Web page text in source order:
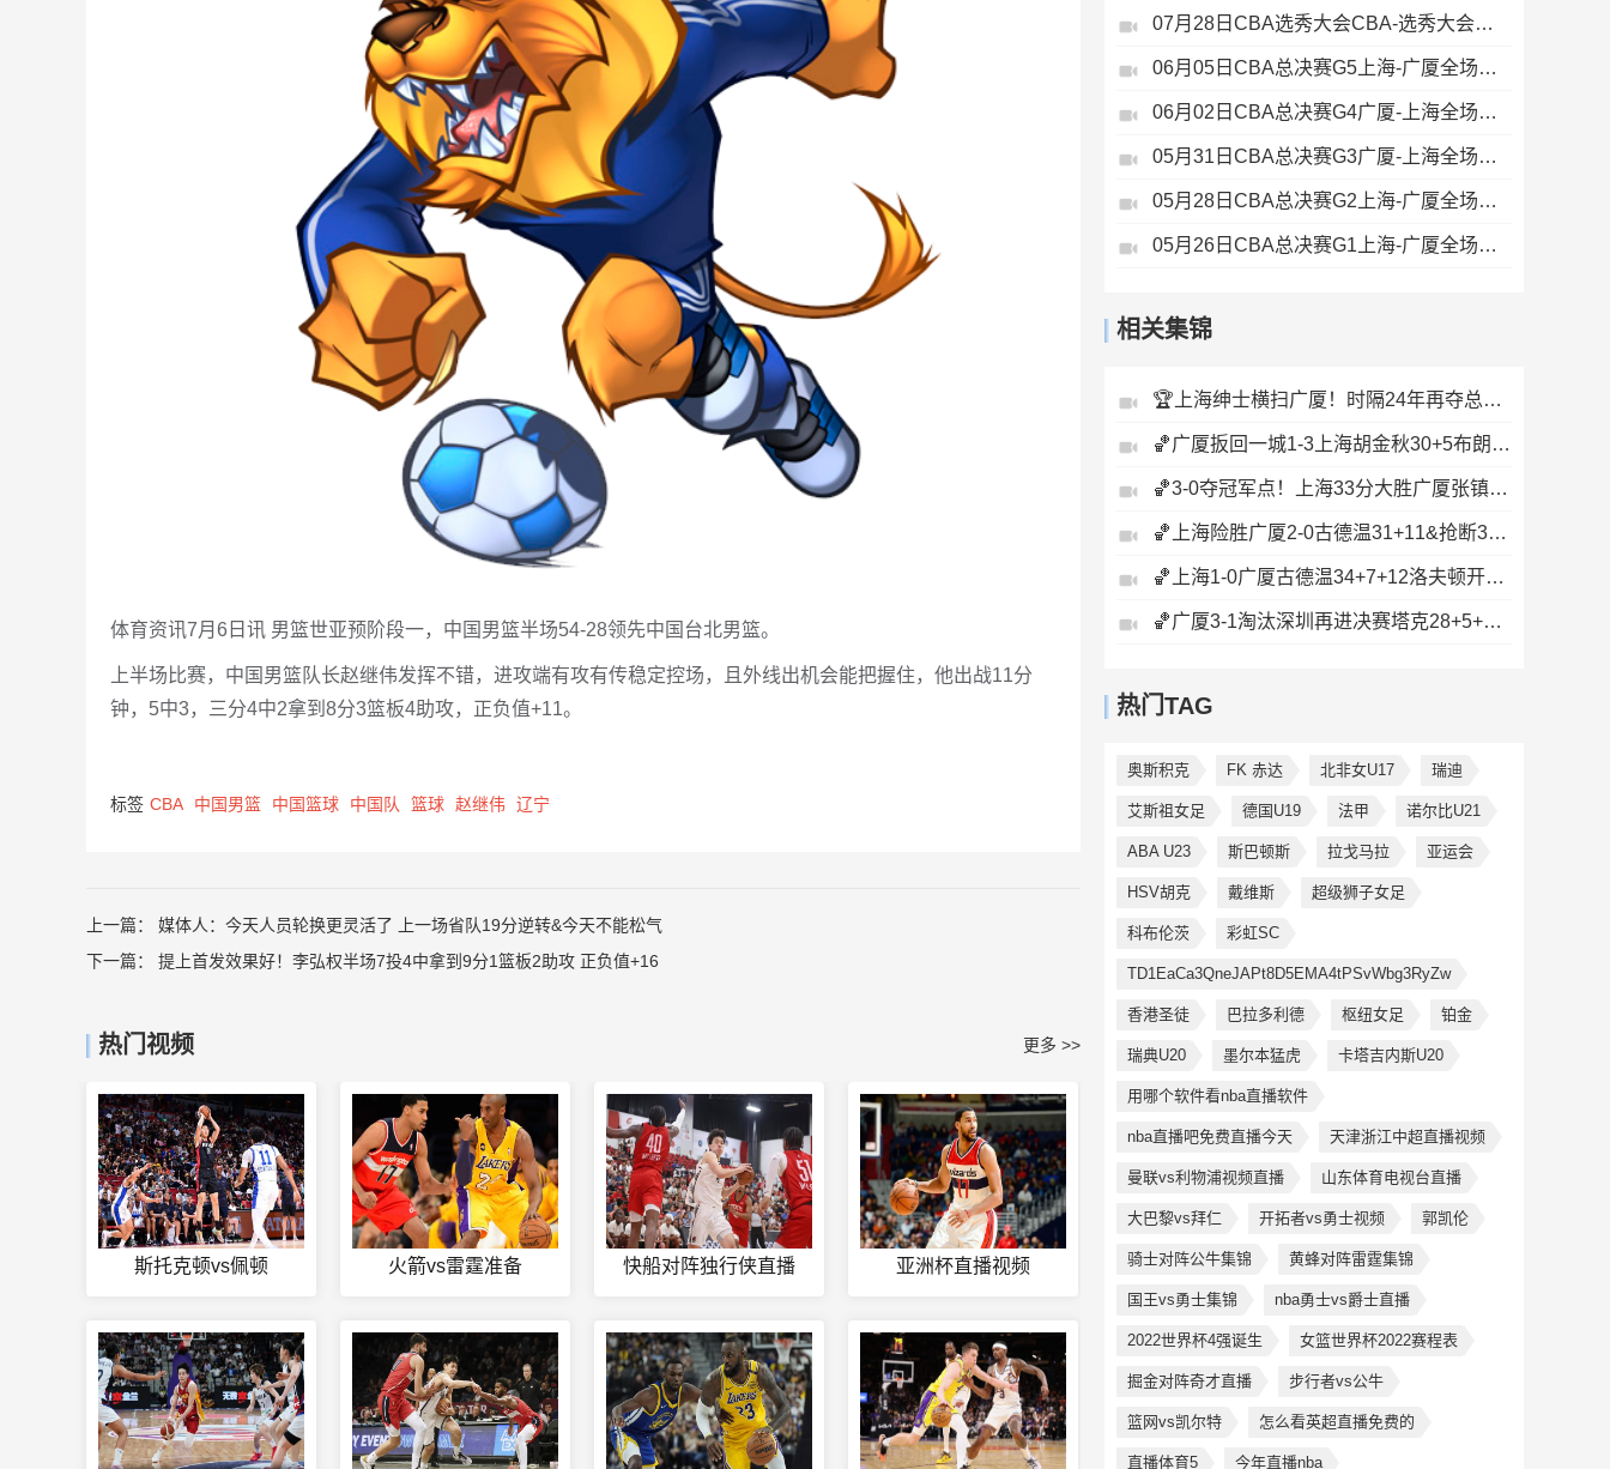
体育资讯7月6日讯 男篮世亚预阶段一，中国男篮半场54-28领先中国台北男篮。
上半场比赛，中国男篮队长赵继伟发挥不错，进攻端有攻有传稳定控场，且外线出机会能把握住，他出战11分
钟，5中3，三分4中2拿到8分3篮板4助攻，正负值+11。
标签 CBA 中国男篮 中国篮球 中国队 篮球 赵继伟 辽宁
上一篇： 媒体人：今天人员轮换更灵活了 上一场省队19分逆转&今天不能松气
下一篇： 提上首发效果好！李弘权半场7投4中拿到9分1篮板2助攻 正负值+16
热门视频 更多 >>
斯托克顿vs佩顿 火箭vs雷霆准备 快船对阵独行侠直播 亚洲杯直播视频
07月28日CBA选秀大会CBA-选秀大会全场录像
06月05日CBA总决赛G5上海-广厦全场录像
06月02日CBA总决赛G4广厦-上海全场录像
05月31日CBA总决赛G3广厦-上海全场录像
05月28日CBA总决赛G2上海-广厦全场录像
05月26日CBA总决赛G1上海-广厦全场录像
相关集锦
🏆上海绅士横扫广厦！时隔24年再夺总冠军！王哲林爆砍29+14！
🏀广厦扳回一城1-3上海胡金秋30+5布朗27+8古德温28+6+8
🏀3-0夺冠军点！上海33分大胜广厦张镇麟23+9+6孙铭徽8中2
🏀上海险胜广厦2-0古德温31+11&抢断3分压哨绝杀布朗空砍50分
🏀上海1-0广厦古德温34+7+12洛夫顿开场伤退孙铭徽0分&5失误
🏀广厦3-1淘汰深圳再进决赛塔克28+5+6胡金秋15+8贺希宁12分
热门TAG
奥斯积克 FK 赤达 北非女U17 瑞迪
艾斯祖女足 德国U19 法甲 诺尔比U21
ABA U23 斯巴顿斯 拉戈马拉 亚运会
HSV胡克 戴维斯 超级狮子女足
科布伦茨 彩虹SC
TD1EaCa3QneJAPt8D5EMA4tPSvWbg3RyZw
香港圣徒 巴拉多利德 枢纽女足 铂金
瑞典U20 墨尔本猛虎 卡塔吉内斯U20
用哪个软件看nba直播软件
nba直播吧免费直播今天 天津浙江中超直播视频
曼联vs利物浦视频直播 山东体育电视台直播
大巴黎vs拜仁 开拓者vs勇士视频 郭凯伦
骑士对阵公牛集锦 黄蜂对阵雷霆集锦
国王vs勇士集锦 nba勇士vs爵士直播
2022世界杯4强诞生 女篮世界杯2022赛程表
掘金对阵奇才直播 步行者vs公牛
篮网vs凯尔特 怎么看英超直播免费的
直播体育5 今年直播nba